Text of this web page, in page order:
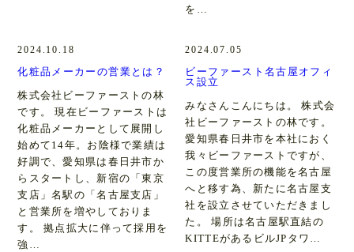
を…
2024.10.18
化粧品メーカーの営業とは？
株式会社ビーファーストの林
です。 現在ビーファーストは
化粧品メーカーとして展開し
始めて14年。お陰様で業績は
好調で、愛知県は春日井市か
らスタートし、新宿の「東京
支店」名駅の「名古屋支店」
と営業所を増やしておりま
す。 拠点拡大に伴って採用を
強…
2024.07.05
ビーファースト名古屋オフィ
ス設立
みなさんこんにちは。 株式会
社ビーファーストの林です。
愛知県春日井市を本社におく
我々ビーファーストですが、
この度営業所の機能を名古屋
へと移す為、新たに名古屋支
社を設立させていただきまし
た。 場所は名古屋駅直結の
KITTEがあるビルJPタワ…